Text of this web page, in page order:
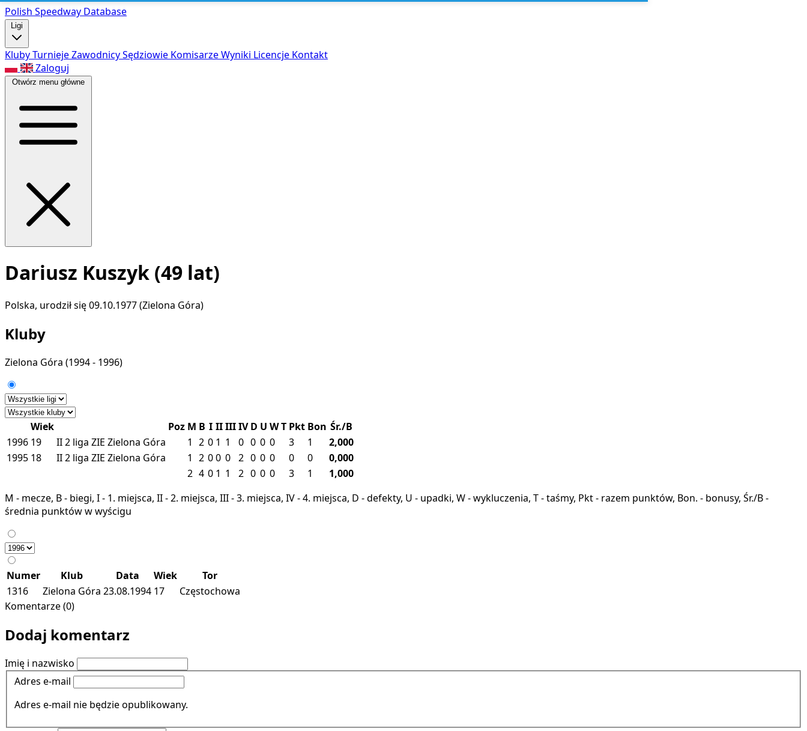
Polish Speedway Database
Ligi
KlubyTurniejeZawodnicySędziowie KomisarzeWyniki Licencje Kontakt
Zaloguj
Otwórz menu główne
Dariusz Kuszyk (49 lat)
Polska, urodził się 09.10.1977 (Zielona Góra)
Kluby
Zielona Góra (1994 - 1996)
Wiek Poz M B I IIIIIIV D U WT Pkt Bon Śr./B
1996 19 II2 liga ZIE Zielona Góra 1 2 0 1 1 0 0 0 0 3 1
2,000
1995 18 II2 liga ZIE Zielona Góra 1 2 00 0 2 0 0 0 0 0
0,000
2 4 0 1 1 2 0 0 0 3 1
1,000
M - mecze, B - biegi, I - 1. miejsca, II - 2. miejsca, III - 3. miejsca, IV - 4. miejsca, D - defekty, U - upadki, W - wykluczenia, T - taśmy, Pkt - razem punktów, Bon. - bonusy, Śr./B -
średnia punktów w wyścigu
Numer Klub Data Wiek
Tor
1316
Zielona Góra 23.08.1994 17
Częstochowa
Komentarze (0)
Dodaj komentarz
Imię i nazwisko
Adres e-mail
Adres e-mail nie będzie opublikowany.